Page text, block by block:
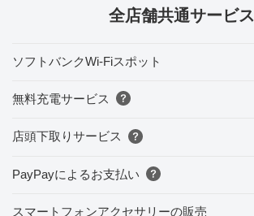
全店舗共通サービス
ソフトバンクWi-Fiスポット
無料充電サービス
店頭下取りサービス
PayPayによるお支払い
スマートフォンアクセサリーの販売